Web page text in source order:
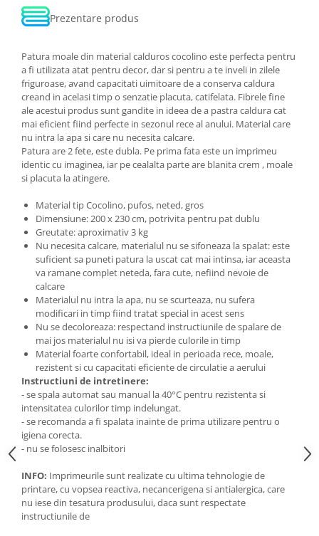
Prezentare produs
Patura moale din material calduros cocolino este perfecta pentru
a fi utilizata atat pentru decor, dar si pentru a te inveli in zilele
friguroase, avand capacitati uimitoare de a conserva caldura
creand in acelasi timp o senzatie placuta, catifelata. Fibrele fine
ale acestui produs sunt gandite in ideea de a pastra caldura cat
mai eficient fiind perfecte in sezonul rece al anului. Material care
nu intra la apa si care nu necesita calcare.
Patura are 2 fete, este dubla. Pe prima fata este un imprimeu
identic cu imaginea, iar pe cealalta parte are blanita crem , moale
si placuta la atingere.
Material tip Cocolino, pufos, neted, gros
Dimensiune: 200 x 230 cm, potrivita pentru pat dublu
Greutate: aproximativ 3 kg
Nu necesita calcare, materialul nu se sifoneaza la spalat: este
suficient sa puneti patura la uscat cat mai intinsa, iar aceasta
va ramane complet neteda, fara cute, nefiind nevoie de
calcare
Materialul nu intra la apa, nu se scurteaza, nu sufera
modificari in timp fiind tratat special in acest sens
Nu se decoloreaza: respectand instructiunile de spalare de
mai jos materialul nu isi va pierde culorile in timp
Material foarte confortabil, ideal in perioada rece, moale,
rezistent si cu capacitati eficiente de circulatie a aerului
Instructiuni de intretinere:
- se spala automat sau manual la 40°C pentru rezistenta si
intensitatea culorilor timp indelungat.
- se recomanda a fi spalata inainte de prima utilizare pentru o
igiena corecta.
- nu se folosesc inalbitori
INFO: Imprimeurile sunt realizate cu ultima tehnologie de
printare, cu vopsea reactiva, necancerigena si antialergica, care
nu iese din tesatura produsului, daca sunt respectate
instructiunile de